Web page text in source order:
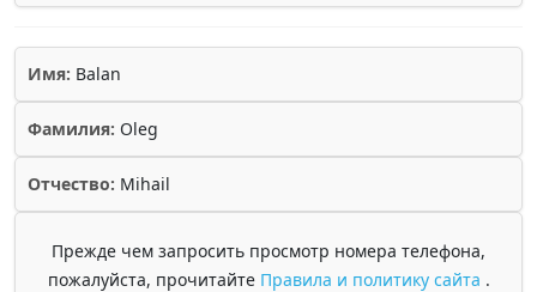
Имя: Balan
Фамилия: Oleg
Отчество: Mihail
Прежде чем запросить просмотр номера телефона,
пожалуйста, прочитайте Правила и политику сайта .